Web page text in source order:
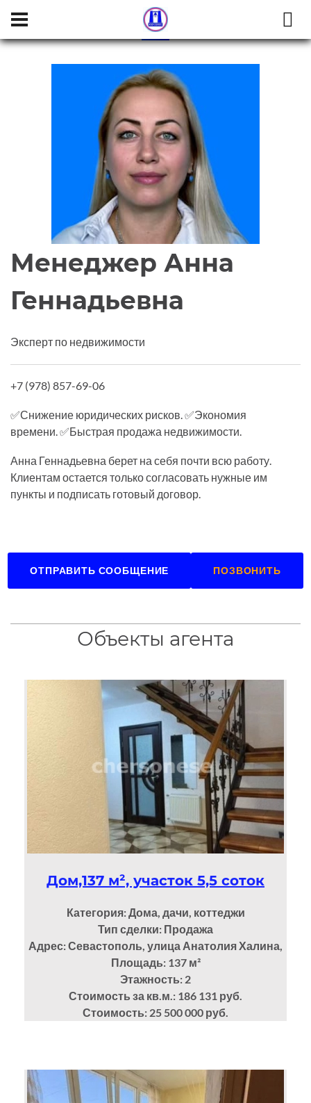
Менеджер Анна
Геннадьевна
Эксперт по недвижимости
+7 (978) 857-69-06
✅Снижение юридических рисков. ✅Экономия
времени. ✅Быстрая продажа недвижимости.
Анна Геннадьевна берет на себя почти всю работу.
Клиентам остается только согласовать нужные им
пункты и подписать готовый договор.
ОТПРАВИТЬ СООБЩЕНИЕ ПОЗВОНИТЬ
Объекты агента
Дом,137 м², участок 5,5 соток
Категория: Дома, дачи, коттеджи
Тип сделки: Продажа
Адрес: Севастополь, улица Анатолия Халина,
Площадь: 137м²
Этажность: 2
Стоимость за кв.м.: 186 131 руб.
Стоимость: 25 500 000 руб.